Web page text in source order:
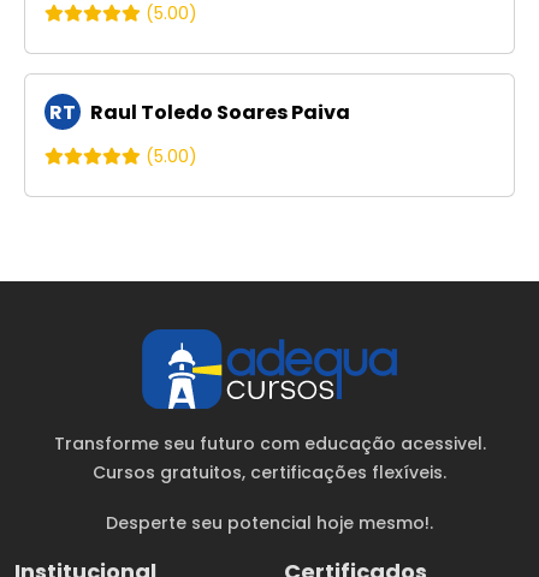
(5.00)
RT Raul Toledo Soares Paiva
(5.00)
Transforme seu futuro com educação acessivel.
Cursos gratuitos, certificações flexíveis.
Desperte seu potencial hoje mesmo!.